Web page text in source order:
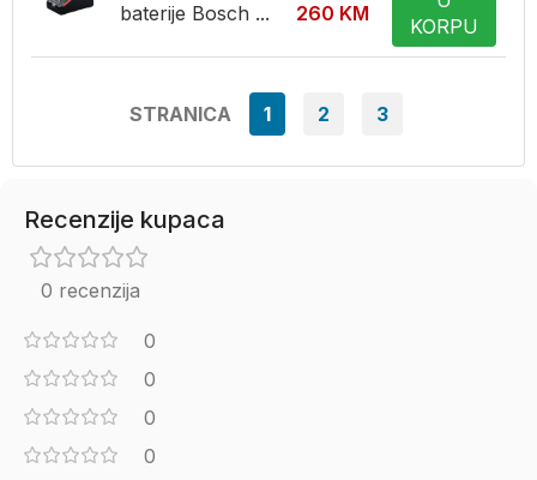
baterije Bosch ...
260 KM
KORPU
STRANICA 1 2 3
Recenzije kupaca
0 recenzija
0
0
0
0